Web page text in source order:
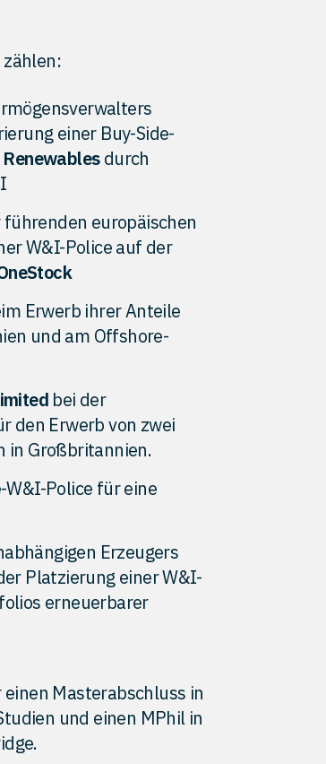
einer Buy-Side-
durch
führenden europäischen
W&I-Police auf der
Erwerb ihrer Anteile
und am Offshore-
bei der
den Erwerb von zwei
in Großbritannien.
W&I-Police für eine
Erzeugers
Platzierung einer W&I-
erneuerbarer
Masterabschluss in
und einen MPhil in